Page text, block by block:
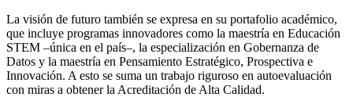
La visión de futuro también se expresa en su portafolio académico,
que incluye programas innovadores como la maestría en Educación
STEM –única en el país–, la especialización en Gobernanza de
Datos y la maestría en Pensamiento Estratégico, Prospectiva e
Innovación. A esto se suma un trabajo riguroso en autoevaluación
con miras a obtener la Acreditación de Alta Calidad.